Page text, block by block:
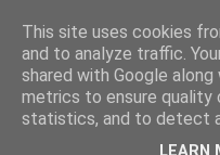
Dedicato a lavoratori e
This site uses cookies
and to analyze traffic.
shared with Google
metrics to ensure quality
statistics, and to detect